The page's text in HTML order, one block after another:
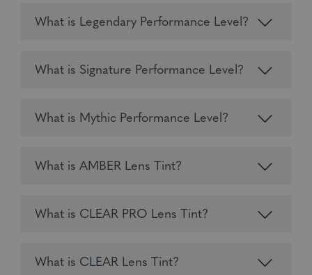
What is Legendary Performance Level?
What is Signature Performance Level?
What is Mythic Performance Level?
What is AMBER Lens Tint?
What is CLEAR PRO Lens Tint?
What is CLEAR Lens Tint?